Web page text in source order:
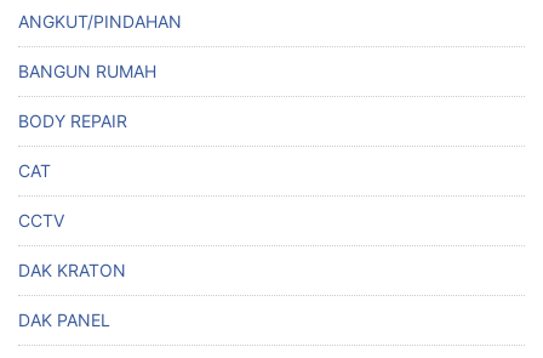
ANGKUT/PINDAHAN
BANGUN RUMAH
BODY REPAIR
CAT
CCTV
DAK KRATON
DAK PANEL